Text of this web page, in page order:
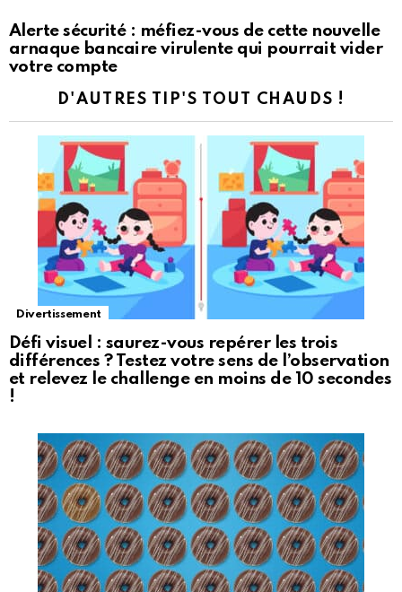
Alerte sécurité : méfiez-vous de cette nouvelle
arnaque bancaire virulente qui pourrait vider
votre compte
D'AUTRES TIP'S TOUT CHAUDS !
Divertissement
Défi visuel : saurez-vous repérer les trois
différences ? Testez votre sens de l’observation
et relevez le challenge en moins de 10 secondes
!